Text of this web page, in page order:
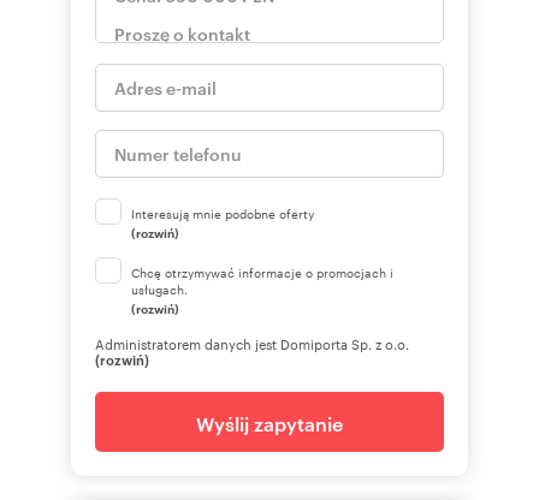
stanowi oferty w rozumieniu Kodeksu
Cywilnego, lecz ma charakter informacyjny."
Oferta wysłana z programu dla biur
nieruchomości ASARI CRM (asaricrm.com)
Numer oferty: 763/3685/OOS
Interesują mnie podobne oferty
(rozwiń)
Chcę otrzymywać informacje o promocjach i
usługach.
(rozwiń)
Administratorem danych jest Domiporta Sp. z o.o.
(rozwiń)
Wyślij zapytanie